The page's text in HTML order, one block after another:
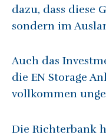
dazu, dass diese
sondern im
Auch das
die EN Storage
vollkommen
Die Richterbank